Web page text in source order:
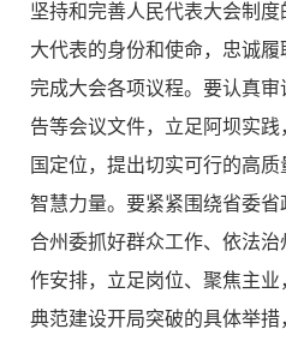
坚持和完善人民代表大会制
大代表的身份和使命，忠诚
完成大会各项议程。要认真
告等会议文件，立足阿坝实
国定位，提出切实可行的高
智慧力量。要紧紧围绕省委省
合州委抓好群众工作、依法治
作安排，立足岗位、聚焦主
典范建设开局突破的具体举